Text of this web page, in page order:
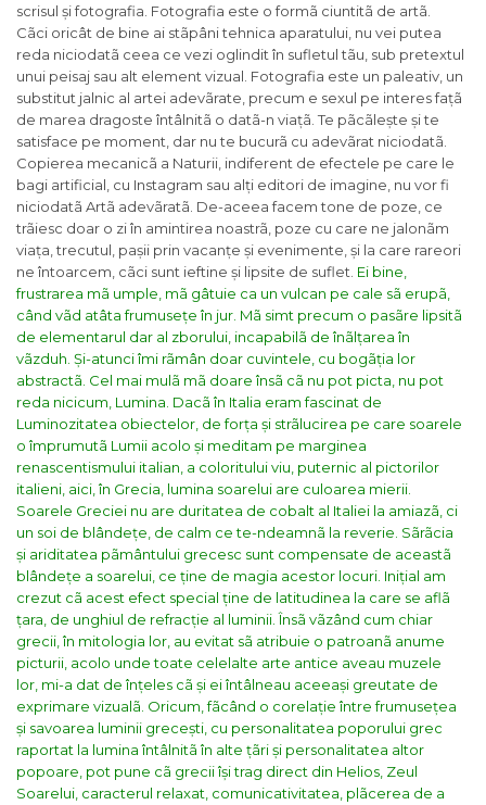
scrisul și fotografia. Fotografia este o formã ciuntitã de artã.
Cãci oricât de bine ai stãpâni tehnica aparatului, nu vei putea
reda niciodatã ceea ce vezi oglindit în sufletul tãu, sub pretextul
unui peisaj sau alt element vizual. Fotografia este un paleativ, un
substitut jalnic al artei adevãrate, precum e sexul pe interes fațã
de marea dragoste întâlnitã o datã-n viațã. Te pãcãlește și te
satisface pe moment, dar nu te bucurã cu adevãrat niciodatã.
Copierea mecanicã a Naturii, indiferent de efectele pe care le
bagi artificial, cu Instagram sau alți editori de imagine, nu vor fi
niciodatã Artã adevãratã. De-aceea facem tone de poze, ce
trãiesc doar o zi în amintirea noastrã, poze cu care ne jalonãm
viața, trecutul, pașii prin vacanțe și evenimente, și la care rareori
ne întoarcem, cãci sunt ieftine și lipsite de suflet. Ei bine,
frustrarea mã umple, mã gâtuie ca un vulcan pe cale sã erupã,
când vãd atâta frumusețe în jur. Mã simt precum o pasãre lipsitã
de elementarul dar al zborului, incapabilã de înãlțarea în
vãzduh. Și-atunci îmi rãmân doar cuvintele, cu bogãția lor
abstractã. Cel mai mulã mã doare însã cã nu pot picta, nu pot
reda nicicum, Lumina. Dacã în Italia eram fascinat de
Luminozitatea obiectelor, de forța și strãlucirea pe care soarele
o împrumutã Lumii acolo și meditam pe marginea
renascentismului italian, a coloritului viu, puternic al pictorilor
italieni, aici, în Grecia, lumina soarelui are culoarea mierii.
Soarele Greciei nu are duritatea de cobalt al Italiei la amiazã, ci
un soi de blândețe, de calm ce te-ndeamnã la reverie. Sãrãcia
și ariditatea pãmântului grecesc sunt compensate de aceastã
blândețe a soarelui, ce ține de magia acestor locuri. Inițial am
crezut cã acest efect special ține de latitudinea la care se aflã
țara, de unghiul de refracție al luminii. Însã vãzând cum chiar
grecii, în mitologia lor, au evitat sã atribuie o patroanã anume
picturii, acolo unde toate celelalte arte antice aveau muzele
lor, mi-a dat de înțeles cã și ei întâlneau aceeași greutate de
exprimare vizualã. Oricum, fãcând o corelație între frumusețea
și savoarea luminii grecești, cu personalitatea poporului grec
raportat la lumina întâlnitã în alte țãri și personalitatea altor
popoare, pot pune cã grecii își trag direct din Helios, Zeul
Soarelui, caracterul relaxat, comunicativitatea, plãcerea de a